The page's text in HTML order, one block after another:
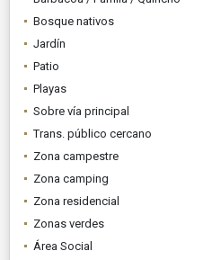
Bosque nativos
Jardín
Patio
Playas
Sobre vía principal
Trans. público cercano
Zona campestre
Zona camping
Zona residencial
Zonas verdes
Área Social